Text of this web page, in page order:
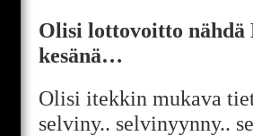
Olisi lottovoitto nähdä
kesänä…
Olisi itekkin mukava
selviny.. selvinyynny..